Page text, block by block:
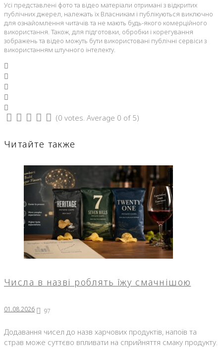
Усі представлені фото та відео матеріали отримані з відкритих
публічних джерел, належать їх Власникам і публікуються виключно
для ознайомлення читачів та не мають будь-якого комерційного
використання. Також, для підготовки, обробки і корегування
зображень та відео можуть бути використовані публічні сервіси з
використанням штучного інтелекту.
(0 votes. Average 0 of 5)
Читайте также
Числа в назві роблять їжу смачнішою
01.08.2026 97
Додавання чисел до назв харчових продуктів, напоїв та
страв може суттєво впливати на сприйняття смаку продукту.